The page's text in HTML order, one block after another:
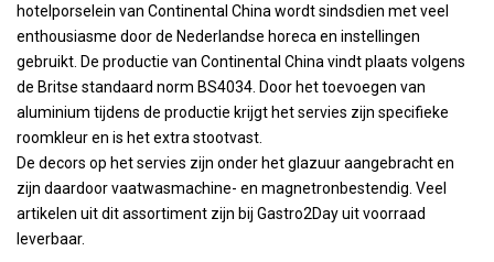
hotelporselein van Continental China wordt sindsdien met veel
enthousiasme door de Nederlandse horeca en instellingen
gebruikt. De productie van Continental China vindt plaats volgens
de Britse standaard norm BS4034. Door het toevoegen van
aluminium tijdens de productie krijgt het servies zijn specifieke
roomkleur en is het extra stootvast.
De decors op het servies zijn onder het glazuur aangebracht en
zijn daardoor vaatwasmachine- en magnetronbestendig. Veel
artikelen uit dit assortiment zijn bij Gastro2Day uit voorraad
leverbaar.